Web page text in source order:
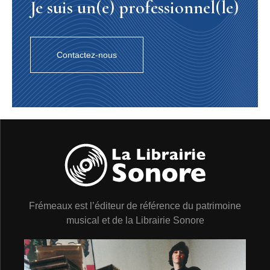
CD 2 (1954 – 1962)
1. MISTY MORNING(R.Burns) (Capitol EAP 2-
560/mx. 12968) 3’14
2. AUTOBAHN BLUES(R.Burns) (Capitol EAP 3-
560/mx. 12706) 4’07
3. WILD APPLE HONEY(W.Herman) (Capitol EAP 1-
560/mx. 12716) 5’58
WOODY HERMAN AND HIS ORCHESTRA
ldr) ; Dave MADDEN, Dick HAFER, Bill PERKINS (ts) ;
Jack NIMITZ (bars) ; Nat PIERCE (p) ; Red KELLY (b) ;
Chuck FLORES (dm) ; Ralph BURNS (arr). Hollywood,
7, 8 & 24/09/1954
4. COOL CAT ON A HOT TIN ROOF
(Capitol EAP 3-658/mx. 20769) 3’27
5. CAPTAIN AHAB(M.Albam) (Capitol EAP 2-
WOODY HERMAN AND HIS ORCHESTRA
Dick COLLINS, Bernie GLOW, Jerry KAIL, Gerry
Je suis un(e) professionnel(le)
Contactez-nous
Frémeaux est l’éditeur de référence du patrimoine
musical et de la Librairie Sonore